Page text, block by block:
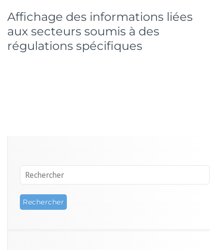
Affichage des informations liées
aux secteurs soumis à des
régulations spécifiques